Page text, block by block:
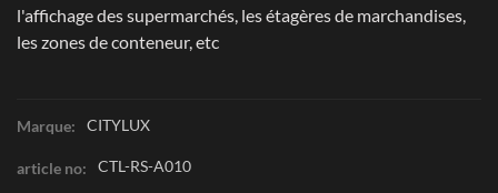
l'affichage des supermarchés, les étagères de marchandises,
les zones de conteneur, etc
Marque: CITYLUX
article no: CTL-RS-A010